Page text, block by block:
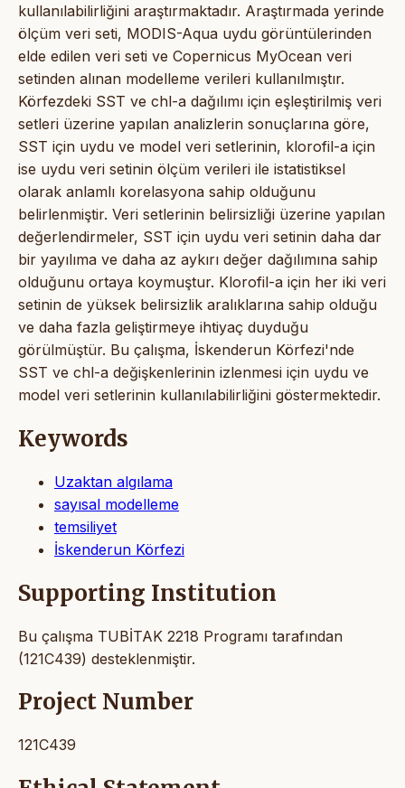
kullanılabilirliğini araştırmaktadır. Araştırmada yerinde
ölçüm veri seti, MODIS-Aqua uydu görüntülerinden
elde edilen veri seti ve Copernicus MyOcean veri
setinden alınan modelleme verileri kullanılmıştır.
Körfezdeki SST ve chl-a dağılımı için eşleştirilmiş veri
setleri üzerine yapılan analizlerin sonuçlarına göre,
SST için uydu ve model veri setlerinin, klorofil-a için
ise uydu veri setinin ölçüm verileri ile istatistiksel
olarak anlamlı korelasyona sahip olduğunu
belirlenmiştir. Veri setlerinin belirsizliği üzerine yapılan
değerlendirmeler, SST için uydu veri setinin daha dar
bir yayılıma ve daha az aykırı değer dağılımına sahip
olduğunu ortaya koymuştur. Klorofil-a için her iki veri
setinin de yüksek belirsizlik aralıklarına sahip olduğu
ve daha fazla geliştirmeye ihtiyaç duyduğu
görülmüştür. Bu çalışma, İskenderun Körfezi'nde
SST ve chl-a değişkenlerinin izlenmesi için uydu ve
model veri setlerinin kullanılabilirliğini göstermektedir.
Keywords
Uzaktan algılama
sayısal modelleme
temsiliyet
İskenderun Körfezi
Supporting Institution
Bu çalışma TUBİTAK 2218 Programı tarafından
(121C439) desteklenmiştir.
Project Number
121C439